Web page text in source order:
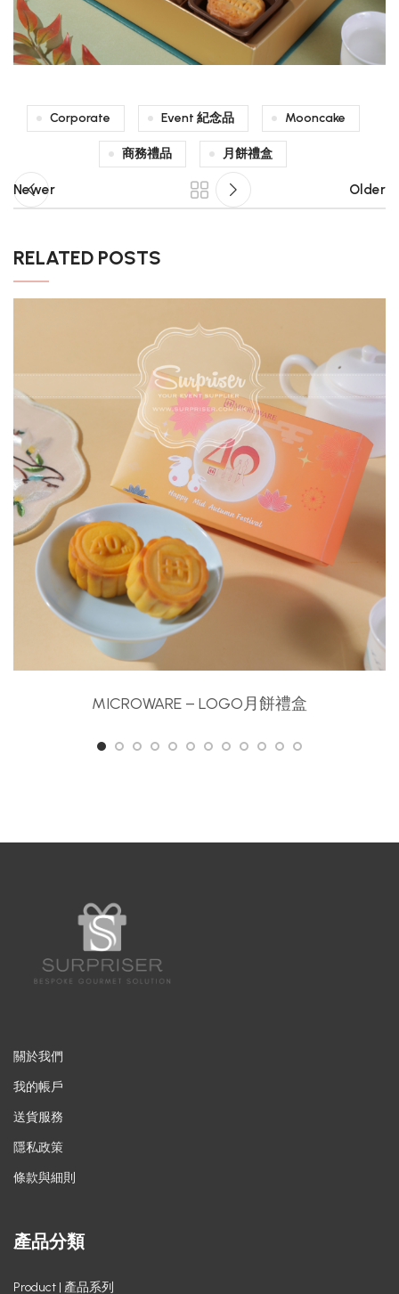
Corporate Event 紀念品 Mooncake
商務禮品 月餅禮盒
Newer Older
RELATED POSTS
MICROWARE – LOGO月餅禮盒
關於我們
我的帳戶
送貨服務
隱私政策
條款與細則
產品分類
Product | 產品系列